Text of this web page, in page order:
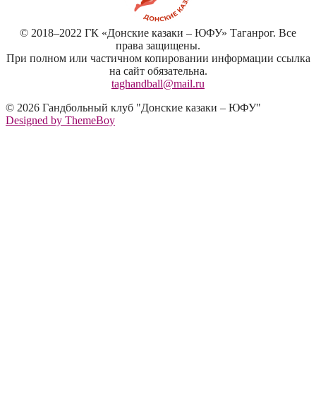
© 2018–2022 ГК «Донские казаки – ЮФУ» Таганрог. Все
права защищены.
При полном или частичном копировании информации ссылка
на сайт обязательна.
taghandball@mail.ru
© 2026 Гандбольный клуб "Донские казаки – ЮФУ"
Designed by ThemeBoy